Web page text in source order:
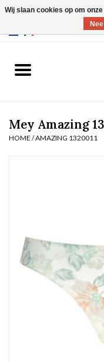
Slip
Homewear
Mey Amazing
HOME /AMAZING 1320011
Wij slaan cookies op om
Nee